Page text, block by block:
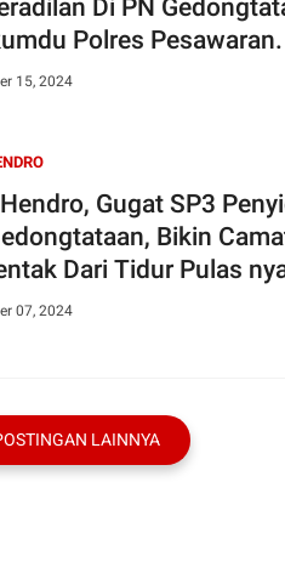
Di PN
Polres Pesawaran.
15, 2024
Gugat SP3
Bikin
Dari Tidur Pulas
07, 2024
LAINNYA